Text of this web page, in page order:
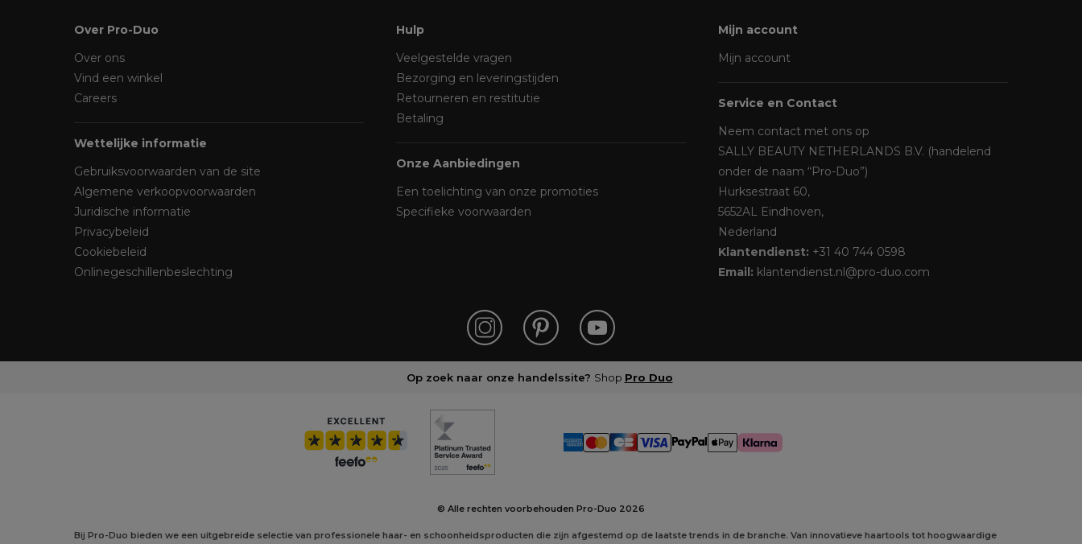
Over Pro-Duo
Over ons
Vind een winkel
Careers
Wettelijke informatie
Gebruiksvoorwaarden van de site
Algemene verkoopvoorwaarden
Juridische informatie
Privacybeleid
Cookiebeleid
Onlinegeschillenbeslechting
Hulp
Veelgestelde vragen
Bezorging en leveringstijden
Retourneren en restitutie
Betaling
Onze Aanbiedingen
Een toelichting van onze promoties
Specifieke voorwaarden
Mijn account
Mijn account
Service en Contact
Neem contact met ons op
SALLY BEAUTY NETHERLANDS B.V. (handelend
onder de naam “Pro-Duo”)
Hurksestraat 60,
5652AL Eindhoven,
Nederland
Klantendienst: +31 40 744 0598
Email: klantendienst.nl@pro-duo.com
Op zoek naar onze handelssite? Shop Pro Duo
© Alle rechten voorbehouden Pro-Duo 2026
Bij Pro-Duo bieden we een uitgebreide selectie van professionele haar- en schoonheidsproducten die zijn afgestemd op de laatste trends in de branche. Van innovatieve haartools tot hoogwaardige